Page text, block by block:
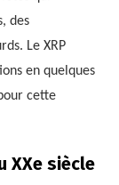
des
Le XRP
en quelques
cette
XXe siècle